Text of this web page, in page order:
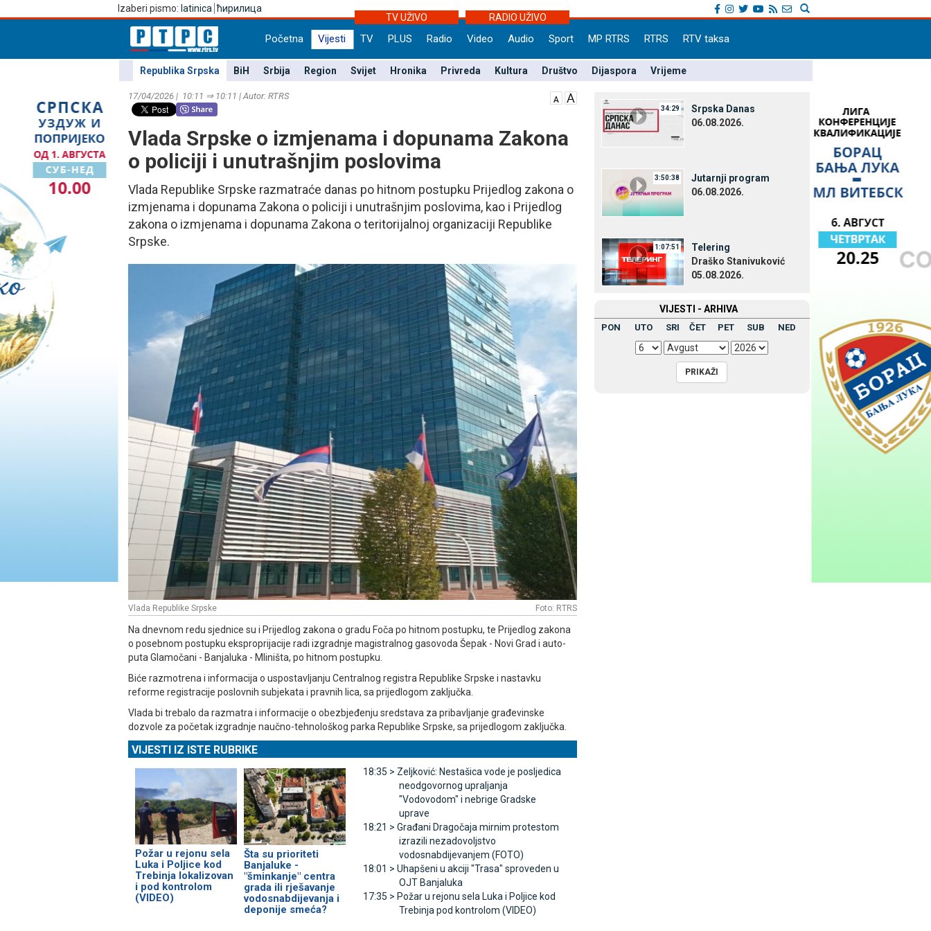
Izaberi pismo: latinica ћирилица
TV UŽIVO
RADIO UŽIVO
Početna Vijesti TV PLUS Radio Video Audio Sport MP RTRS RTRS RTV taksa
Republika Srpska BiH Srbija Region Svijet Hronika Privreda Kultura Društvo Dijaspora Vrijeme
17/04/2026 | 10:11 ⇒ 10:11 | Autor: RTRS
Vlada Srpske o izmjenama i dopunama Zakona
o policiji i unutrašnjim poslovima
Vlada Republike Srpske razmatraće danas po hitnom postupku Prijedlog zakona o
izmjenama i dopunama Zakona o policiji i unutrašnjim poslovima, kao i Prijedlog
zakona o izmjenama i dopunama Zakona o teritorijalnoj organizaciji Republike
Srpske.
Vlada Republike Srpske Foto: RTRS
Na dnevnom redu sjednice su i Prijedlog zakona o gradu Foča po hitnom postupku, te Prijedlog zakona
o posebnom postupku eksproprijacije radi izgradnje magistralnog gasovoda Šepak - Novi Grad i auto-
puta Glamočani - Banjaluka - Mliništa, po hitnom postupku.
Biće razmotrena i informacija o uspostavljanju Centralnog registra Republike Srpske i nastavku
reforme registracije poslovnih subjekata i pravnih lica, sa prijedlogom zaključka.
Vlada bi trebalo da razmatra i informacije o obezbjeđenju sredstava za pribavljanje građevinske
dozvole za početak izgradnje naučno-tehnološkog parka Republike Srpske, sa prijedlogom zaključka.
VIJESTI IZ ISTE RUBRIKE
Požar u rejonu sela
Luka i Poljice kod
Trebinja lokalizovan
i pod kontrolom
(VIDEO)
Šta su prioriteti
Banjaluke -
"šminkanje" centra
grada ili rješavanje
vodosnabdijevanja i
deponije smeća?
18:35 > Zeljković: Nestašica vode je posljedica
neodgovornog upraljanja
"Vodovodom" i nebrige Gradske
uprave
18:21 > Građani Dragočaja mirnim protestom
izrazili nezadovoljstvo
vodosnabdijevanjem (FOTO)
18:01 > Uhapšeni u akciji "Trasa" sproveden u
OЈT Banjaluka
17:35 > Požar u rejonu sela Luka i Poljice kod
Trebinja pod kontrolom (VIDEO)
34:29
Srpska Danas
06.08.2026.
3:50:38
Јutarnji program
06.08.2026.
1:07:51
Telering
Draško Stanivuković
05.08.2026.
VIЈESTI - ARHIVA
PON UTO SRI ČET PET SUB NED